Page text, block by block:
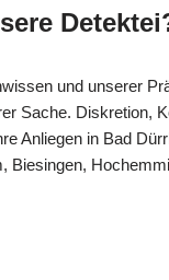
und unserer
Sache. Diskretion,
Anliegen in Bad
Biesingen,